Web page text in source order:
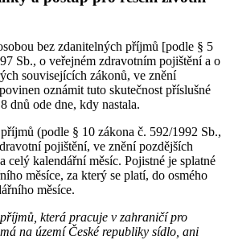
bez zdanitelných příjmů [podle § 5
Sb., o veřejném zdravotním pojištění a o
souvisejících zákonů, ve znění
oznámit tuto skutečnost příslušné
dnů ode dne, kdy nastala.
(podle § 10 zákona č. 592/1992 Sb.,
pojištění, ve znění pozdějších
celý kalendářní měsíc. Pojistné je splatné
měsíce, za který se platí, do osmého
měsíce.
která pracuje v zahraničí pro
na území České republiky sídlo, ani